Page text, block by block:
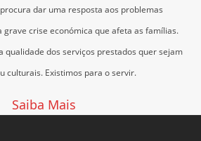
dar uma resposta aos problemas
grave crise económica que afeta as famílias.
qualidade dos serviços prestados quer sejam
culturais. Existimos para o servir.
Saiba Mais